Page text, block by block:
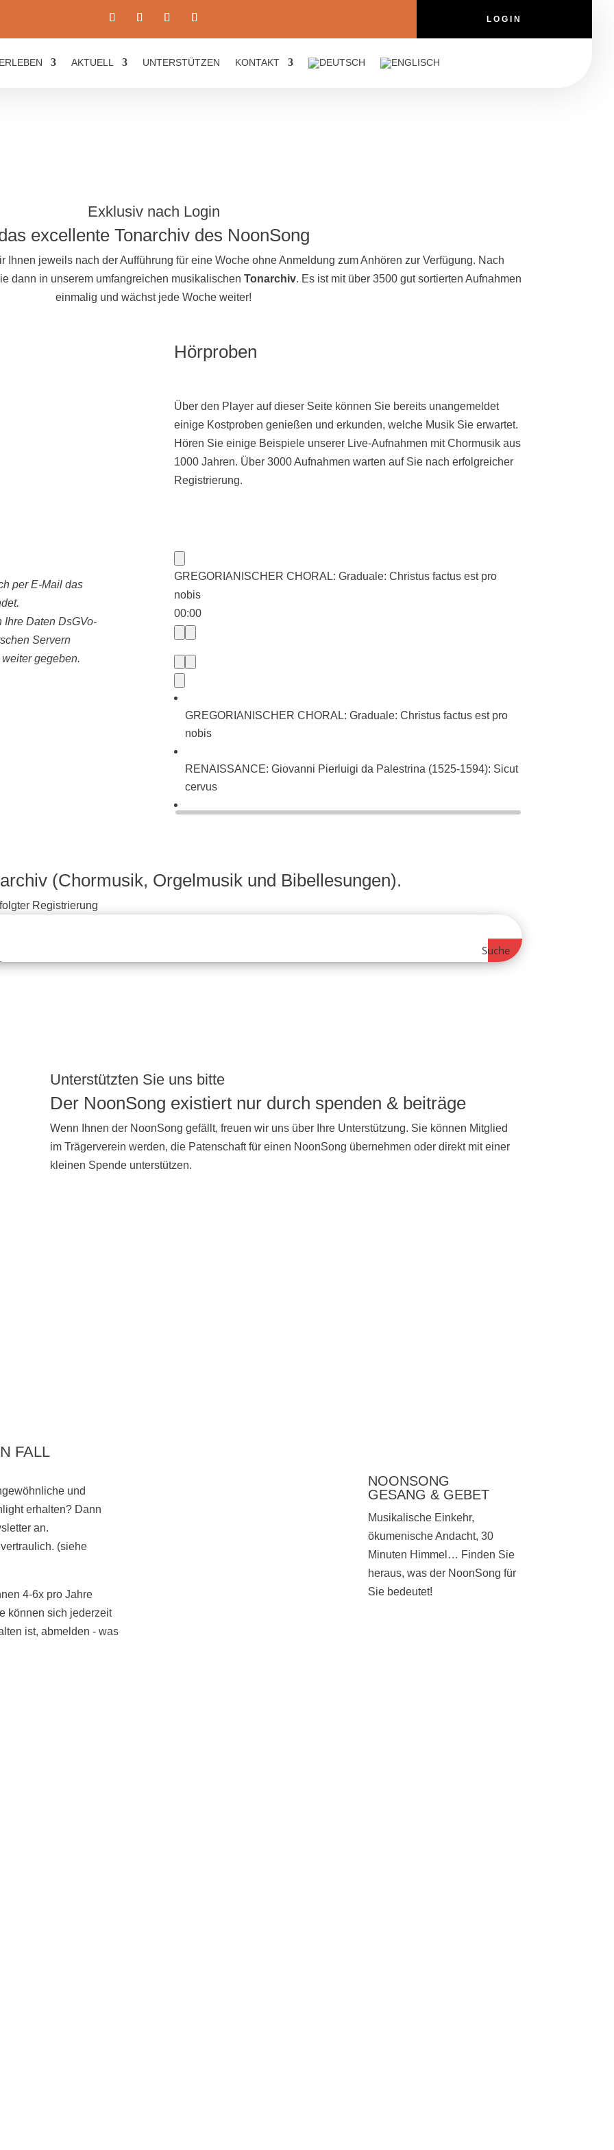
LOGIN
AKTUELL UNTERSTÜTZEN KONTAKT
Exklusiv nach Login
excellente Tonarchiv des NoonSong
Ihnen jeweils nach der Aufführung für eine Woche ohne Anmeldung zum Anhören zur Verfügung. Nach
dann in unserem umfangreichen musikalischen Tonarchiv. Es ist mit über 3500 gut sortierten Aufnahmen
einmalig und wächst jede Woche weiter!
per E-Mail das
Daten DsGVo-
Servern
gegeben.
Hörproben
Über den Player auf dieser Seite können Sie bereits unangemeldet
einige Kostproben genießen und erkunden, welche Musik Sie erwartet.
Hören Sie einige Beispiele unserer Live-Aufnahmen mit Chormusik aus
1000 Jahren. Über 3000 Aufnahmen warten auf Sie nach erfolgreicher
Registrierung.
GREGORIANISCHER CHORAL: Graduale: Christus factus est pro
nobis
00:00
GREGORIANISCHER CHORAL: Graduale: Christus factus est pro
nobis
RENAISSANCE: Giovanni Pierluigi da Palestrina (1525-1594): Sicut
cervus
(Chormusik, Orgelmusik und Bibellesungen).
Registrierung
Suche
Unterstützten Sie uns bitte
Der NoonSong existiert nur durch spenden & beiträge
Wenn Ihnen der NoonSong gefällt, freuen wir uns über Ihre Unterstützung. Sie können Mitglied
im Trägerverein werden, die Patenschaft für einen NoonSong übernehmen oder direkt mit einer
kleinen Spende unterstützen.
FALL
und
erhalten? Dann
an.
(siehe
4-6x pro Jahre
können sich jederzeit
ist, abmelden - was
NOONSONG
GESANG & GEBET
Musikalische Einkehr,
ökumenische Andacht, 30
Minuten Himmel… Finden Sie
heraus, was der NoonSong für
Sie bedeutet!